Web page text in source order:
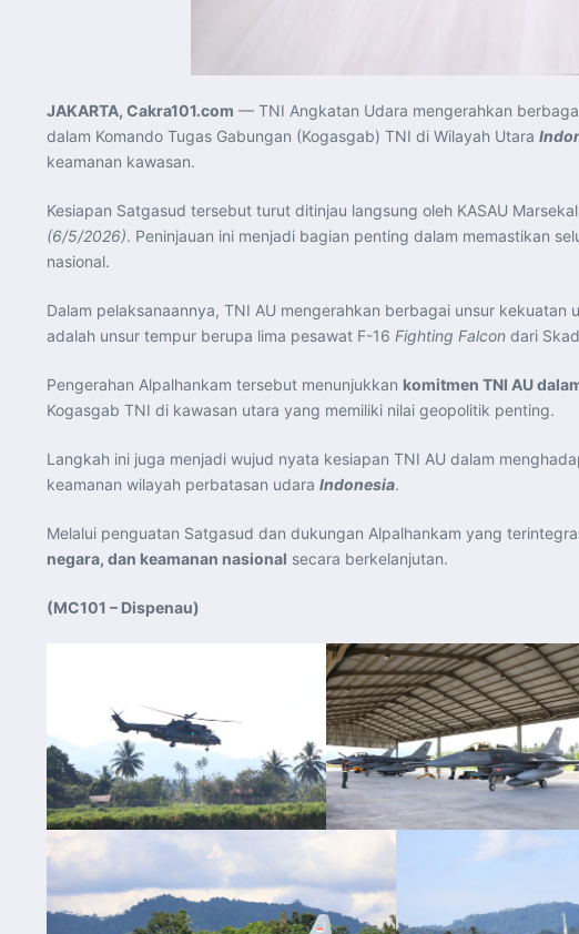
JAKARTA, Cakra101.com — TNI Angkatan Udara mengerahkan
dalam Komando Tugas Gabungan (Kogasgab) TNI di Wilayah Utara
keamanan kawasan.
Kesiapan Satgasud tersebut turut ditinjau langsung oleh KASAU
(6/5/2026). Peninjauan ini menjadi bagian penting dalam memastikan
nasional.
Dalam pelaksanaannya, TNI AU mengerahkan berbagai unsur kekuatan
adalah unsur tempur berupa lima pesawat F-16 Fighting Falcon dari
Pengerahan Alpalhankam tersebut menunjukkan komitmen TNI AU
Kogasgab TNI di kawasan utara yang memiliki nilai geopolitik penting.
Langkah ini juga menjadi wujud nyata kesiapan TNI AU dalam
keamanan wilayah perbatasan udara Indonesia.
Melalui penguatan Satgasud dan dukungan Alpalhankam yang
negara, dan keamanan nasional secara berkelanjutan.
(MC101 – Dispenau)